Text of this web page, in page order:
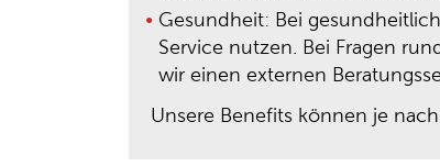
Gesundheit: Bei
Service nutzen. Bei Fragen
wir einen externen
Unsere Benefits können je